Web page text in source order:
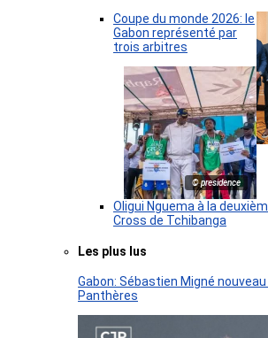
Coupe du monde 2026: le
Gabon représenté par
trois arbitres
© presidence
Oligui Nguema à la
Cross de Tchibanga
Les plus lus
Gabon: Sébastien Migné
Panthères